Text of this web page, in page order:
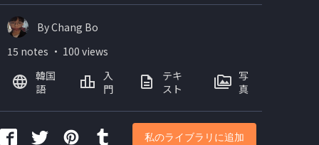
By Chang Bo
15 notes ・ 100 views
韓国
語
入
門
テキ
スト
写
真
私のライブラリに追加